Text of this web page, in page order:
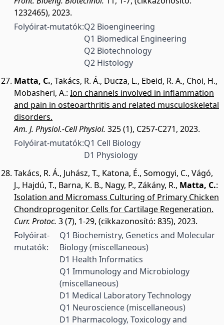
1232465), 2023.
Folyóirat-mutatók:Q2 Bioengineering
Q1 Biomedical Engineering
Q2 Biotechnology
Q2 Histology
Matta, C., Takács, R. Á., Ducza, L., Ebeid, R. A., Choi, H.,
Mobasheri, A.: Ion channels involved in inflammation
and pain in osteoarthritis and related musculoskeletal
disorders.
Am. J. Physiol.-Cell Physiol. 325 (1), C257-C271, 2023.
Folyóirat-mutatók:Q1 Cell Biology
D1 Physiology
Takács, R. Á., Juhász, T., Katona, É., Somogyi, C., Vágó,
J., Hajdú, T., Barna, K. B., Nagy, P., Zákány, R., Matta, C.:
Isolation and Micromass Culturing of Primary Chicken
Chondroprogenitor Cells for Cartilage Regeneration.
Curr. Protoc. 3 (7), 1-29, (cikkazonosító: 835), 2023.
Folyóirat-
mutatók:
Q1 Biochemistry, Genetics and Molecular
Biology (miscellaneous)
D1 Health Informatics
Q1 Immunology and Microbiology
(miscellaneous)
D1 Medical Laboratory Technology
Q1 Neuroscience (miscellaneous)
D1 Pharmacology, Toxicology and